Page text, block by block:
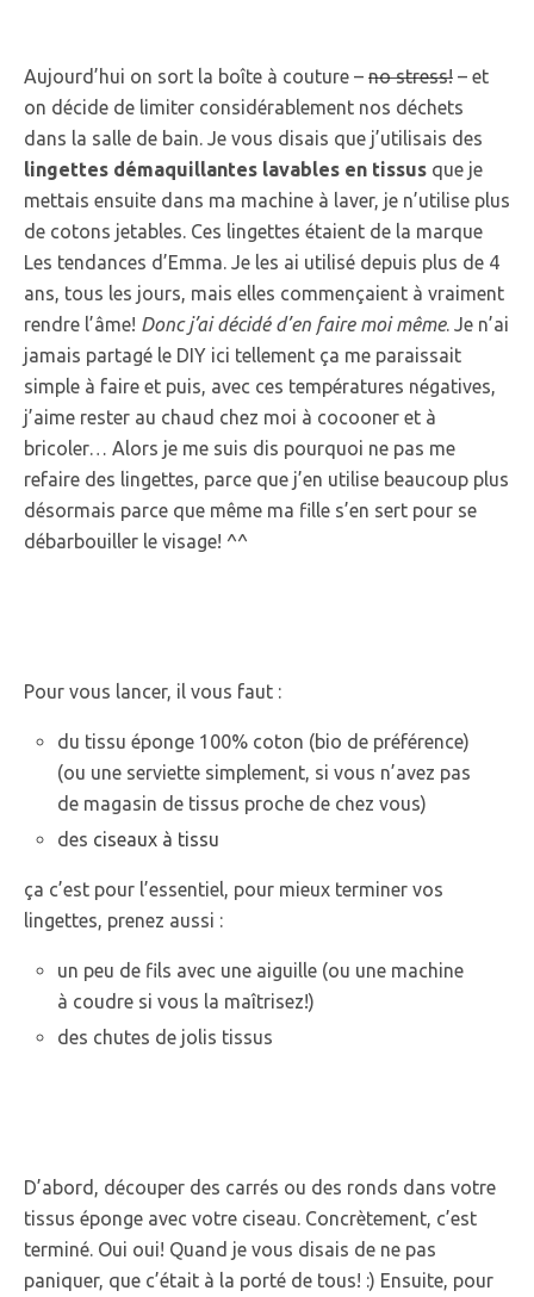
Aujourd’hui on sort la boîte à couture – no stress! – et
on décide de limiter considérablement nos déchets
dans la salle de bain. Je vous disais que j’utilisais des
lingettes démaquillantes lavables en tissus que je
mettais ensuite dans ma machine à laver, je n’utilise plus
de cotons jetables. Ces lingettes étaient de la marque
Les tendances d’Emma. Je les ai utilisé depuis plus de 4
ans, tous les jours, mais elles commençaient à vraiment
rendre l’âme! Donc j’ai décidé d’en faire moi même. Je n’ai
jamais partagé le DIY ici tellement ça me paraissait
simple à faire et puis, avec ces températures négatives,
j’aime rester au chaud chez moi à cocooner et à
bricoler… Alors je me suis dis pourquoi ne pas me
refaire des lingettes, parce que j’en utilise beaucoup plus
désormais parce que même ma fille s’en sert pour se
débarbouiller le visage! ^^
Pour vous lancer, il vous faut :
du tissu éponge 100% coton (bio de préférence)
(ou une serviette simplement, si vous n’avez pas
de magasin de tissus proche de chez vous)
des ciseaux à tissu
ça c’est pour l’essentiel, pour mieux terminer vos
lingettes, prenez aussi :
un peu de fils avec une aiguille (ou une machine
à coudre si vous la maîtrisez!)
des chutes de jolis tissus
D’abord, découper des carrés ou des ronds dans votre
tissus éponge avec votre ciseau. Concrètement, c’est
terminé. Oui oui! Quand je vous disais de ne pas
paniquer, que c’était à la porté de tous! :) Ensuite, pour